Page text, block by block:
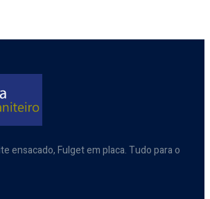
ensacado, Fulget em placa. Tudo para o